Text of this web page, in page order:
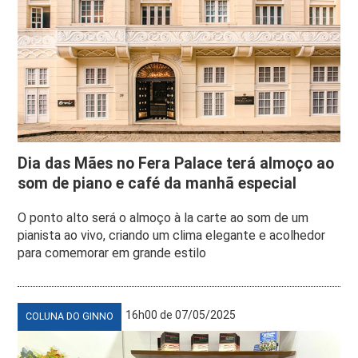
Dia das Mães no Fera Palace terá almoço ao
som de piano e café da manhã especial
O ponto alto será o almoço à la carte ao som de um
pianista ao vivo, criando um clima elegante e acolhedor
para comemorar em grande estilo
COLUNA DO GINNO 16h00 de 07/05/2025